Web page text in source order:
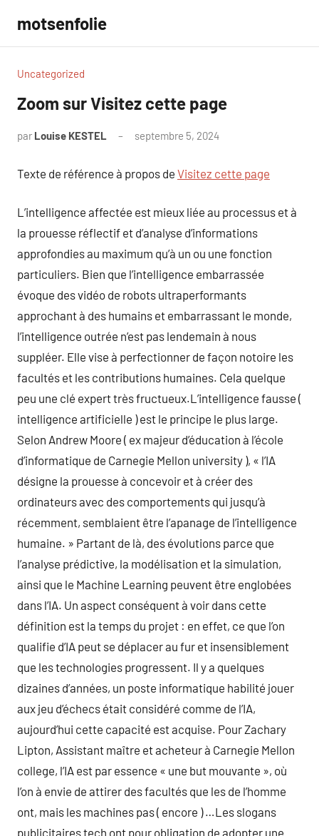
contenu
motsenfolie
Uncategorized
Zoom sur Visitez cette page
par Louise KESTEL septembre 5, 2024
Texte de référence à propos de Visitez cette page
L’intelligence affectée est mieux liée au processus et à
la prouesse réflectif et d’analyse d’informations
approfondies au maximum qu’à un ou une fonction
particuliers. Bien que l’intelligence embarrassée
évoque des vidéo de robots ultraperformants
approchant à des humains et embarrassant le monde,
l’intelligence outrée n’est pas lendemain à nous
suppléer. Elle vise à perfectionner de façon notoire les
facultés et les contributions humaines. Cela quelque
peu une clé expert très fructueux.L’intelligence fausse (
intelligence artificielle ) est le principe le plus large.
Selon Andrew Moore ( ex majeur d’éducation à l’école
d’informatique de Carnegie Mellon university ), « l’IA
désigne la prouesse à concevoir et à créer des
ordinateurs avec des comportements qui jusqu’à
récemment, semblaient être l’apanage de l’intelligence
humaine. » Partant de là, des évolutions parce que
l’analyse prédictive, la modélisation et la simulation,
ainsi que le Machine Learning peuvent être englobées
dans l’IA. Un aspect conséquent à voir dans cette
définition est la temps du projet : en effet, ce que l’on
qualifie d’IA peut se déplacer au fur et insensiblement
que les technologies progressent. Il y a quelques
dizaines d’années, un poste informatique habilité jouer
aux jeu d’échecs était considéré comme de l’IA,
aujourd’hui cette capacité est acquise. Pour Zachary
Lipton, Assistant maître et acheteur à Carnegie Mellon
college, l’IA est par essence « une but mouvante », où
l’on à envie de attirer des facultés que les de l’homme
ont, mais les machines pas ( encore ) …Les slogans
publicitaires tech ont pour obligation de adopter une